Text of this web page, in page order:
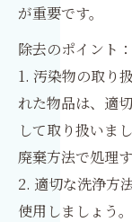
が重要です。
除去のポイント：
1. 汚染物の取り
れた物品は、適
して取り扱いま
廃棄方法で処理
2. 適切な洗浄方
使用しましょう